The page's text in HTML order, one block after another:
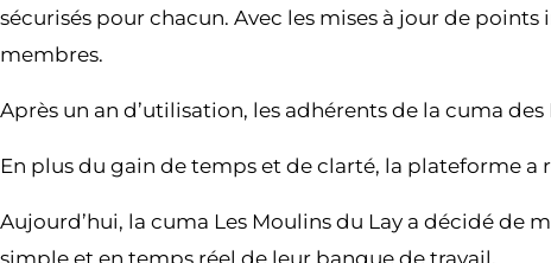
sécurisés pour chacun. Avec les mises à jour de
membres.
Après un an d’utilisation, les adhérents de la cuma
En plus du gain de temps et de clarté, la plateforme
Aujourd’hui, la cuma Les Moulins du Lay a décidé
simple et en temps réel de leur banque de travail.